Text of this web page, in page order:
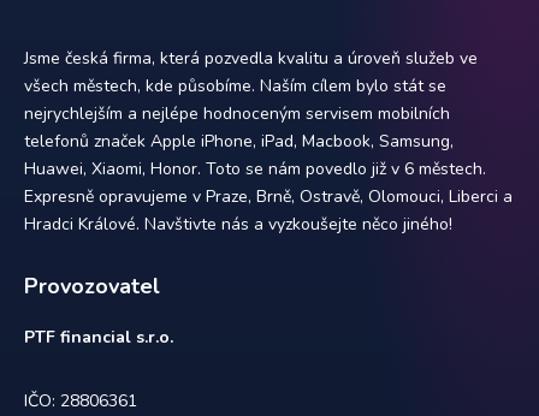
Jsme česká firma, která pozvedla kvalitu a úroveň služeb ve
všech městech, kde působíme. Naším cílem bylo stát se
nejrychlejším a nejlépe hodnoceným servisem mobilních
telefonů značek Apple iPhone, iPad, Macbook, Samsung,
Huawei, Xiaomi, Honor. Toto se nám povedlo již v 6 městech.
Expresně opravujeme v Praze, Brně, Ostravě, Olomouci, Liberci a
Hradci Králové. Navštivte nás a vyzkoušejte něco jiného!
Provozovatel
PTF financial s.r.o.
IČO: 28806361